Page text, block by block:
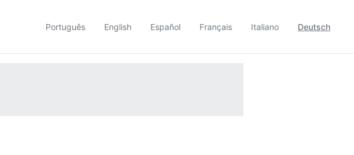
Português English Español Français Italiano Deutsch